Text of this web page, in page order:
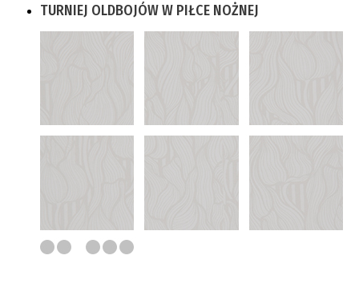
TURNIEJ OLDBOJÓW W PIŁCE NOŻNEJ